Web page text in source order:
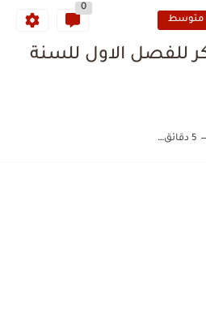
متوسط
0
للفصل الاول للسنة
5 دقائق للقراءة